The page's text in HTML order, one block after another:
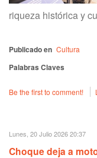
riqueza histórica y
Publicado en Cultura
Palabras Claves
Be the first to comment!
Lunes, 20 Julio 2026 20:37
Choque deja a